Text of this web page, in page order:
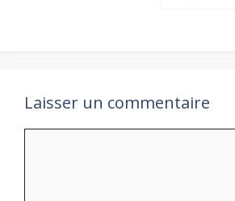
Laisser un commentaire